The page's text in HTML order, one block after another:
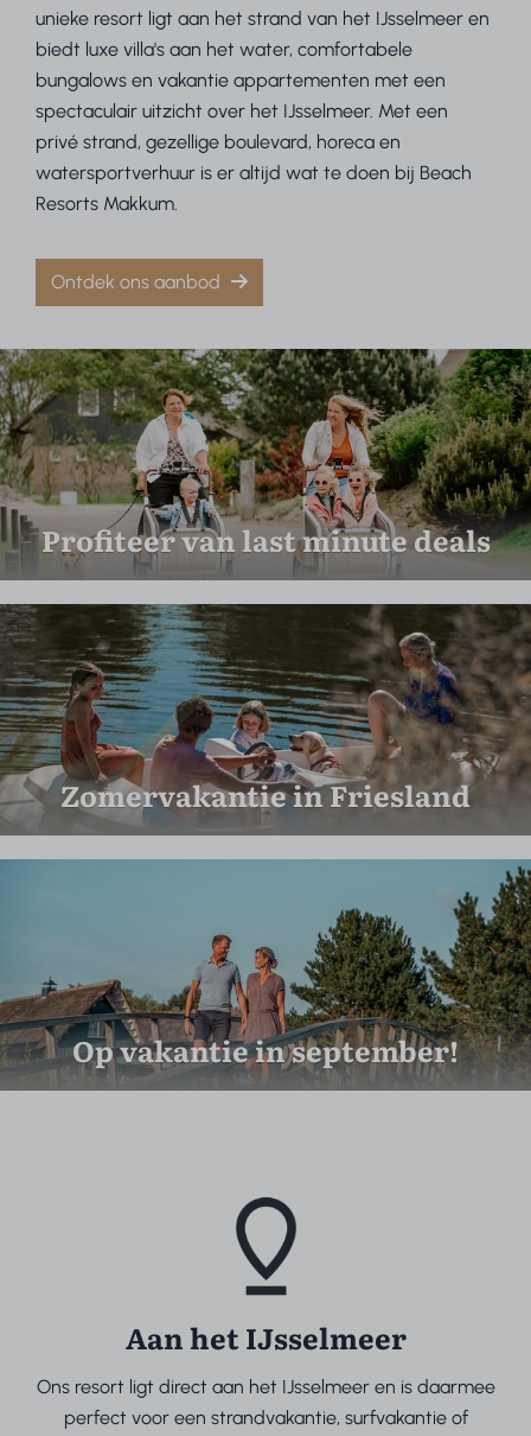
unieke resort ligt aan het strand van het IJsselmeer en
biedt luxe villa's aan het water, comfortabele
bungalows en vakantie appartementen met een
spectaculair uitzicht over het IJsselmeer. Met een
privé strand, gezellige boulevard, horeca en
watersportverhuur is er altijd wat te doen bij Beach
Resorts Makkum.
Ontdek ons aanbod
Profiteer van last minute deals
Zomervakantie in Friesland
Op vakantie in september!
Aan het IJsselmeer
Ons resort ligt direct aan het IJsselmeer en is daarmee
perfect voor een strandvakantie, surfvakantie of